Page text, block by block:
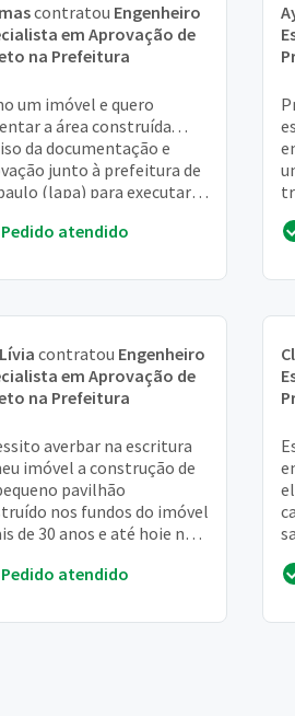
contratou Engenheiro
em Aprovação de
na Prefeitura
um imóvel e quero
a área construída. . .
da documentação e
junto à prefeitura de
(lapa) para executar a
Pedido atendido
contratou Engenheiro
em Aprovação de
na Prefeitura
averbar na escritura
imóvel a construção de
pavilhão
nos fundos do imóvel
de 30 anos e até hoje não
a c...
Pedido atendido